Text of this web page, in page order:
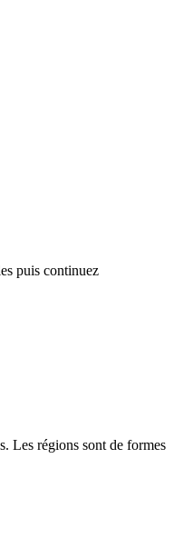
puis continuez
Les régions sont de formes